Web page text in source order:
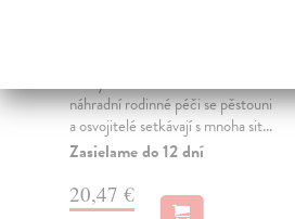
náhradní rodinné péči se pěstouni
a osvojitelé setkávají s mnoha sit...
Zasielame do 12 dní
20,47 €